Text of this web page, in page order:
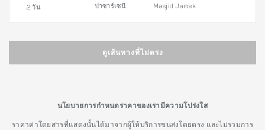
2 วัน ปาซาร์เซนี Masjid Jamek
ดูเส้นทางที่ไม่ตรง
นโยบายการกำหนดราคาของเรามีความโปร่งใส
ราคาค่าโดยสารที่แสดงนั้นได้มาจากผู้ให้บริการขนส่งโดยตรง และไม่รวมการ